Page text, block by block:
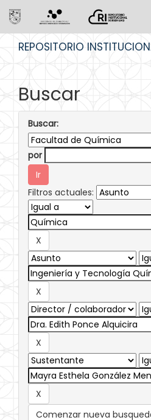
REPOSITORIO
Buscar
Buscar:
por
Filtros actuales:
Comenzar nueva